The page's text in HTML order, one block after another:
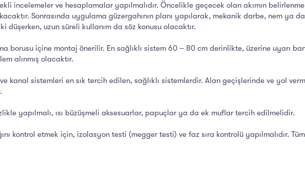
incelemeler ve hesaplamalar yapılmalıdır. Öncelikle geçecek olan akımın
Sonrasında uygulama güzergahının planı yapılarak, mekanik darbe, nem ya
düşerken, uzun süreli kullanım da söz konusu olacaktır.
borusu içine montaj önerilir. En sağlıklı sistem 60 – 80 cm derinlikte, üzerine uyarı
alınmış olacaktır.
kanal sistemleri en sık tercih edilen, sağlıklı sistemlerdir. Alan geçişlerinde ve yol
yapılmalı, ısı büzüşmeli aksesuarlar, papuçlar ya da ek muflar tercih edilmelidir.
kontrol etmek için, izolasyon testi (megger testi) ve faz sıra kontrolü yapılmalıdır.